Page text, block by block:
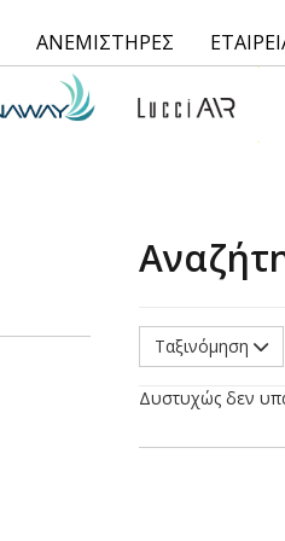
ΑΝΕΜΙΣΤΗΡΕΣ
Ταξινόμηση
Δυστυχώς δεν